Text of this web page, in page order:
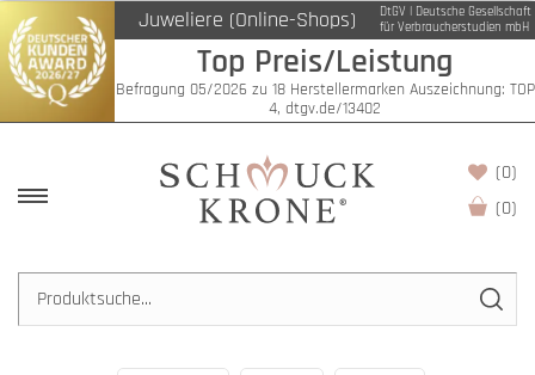
Juweliere (Online-Shops)
DtGV | Deutsche Gesellschaft
für Verbraucherstudien mbH
Top Preis/Leistung
Befragung 05/2026 zu 18 Herstellermarken Auszeichnung: TOP
4, dtgv.de/13402
(0)
(0)
Filter